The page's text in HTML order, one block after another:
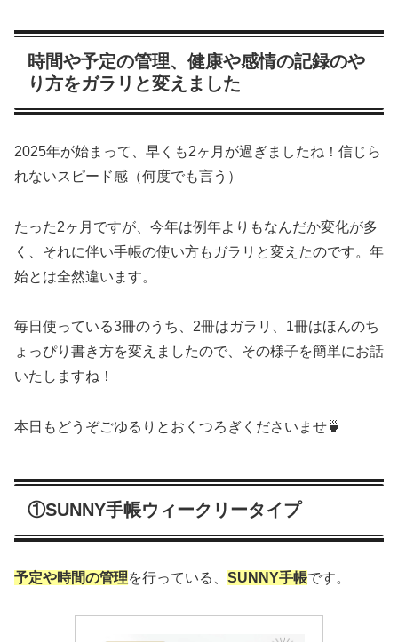
時間や予定の管理、健康や感情の記録のや
り方をガラリと変えました
2025年が始まって、早くも2ヶ月が過ぎましたね！信じら
れないスピード感（何度でも言う）
たった2ヶ月ですが、今年は例年よりもなんだか変化が多
く、それに伴い手帳の使い方もガラリと変えたのです。年
始とは全然違います。
毎日使っている3冊のうち、2冊はガラリ、1冊はほんのち
ょっぴり書き方を変えましたので、その様子を簡単にお話
いたしますね！
本日もどうぞごゆるりとおくつろぎくださいませ🍵
①SUNNY手帳ウィークリータイプ
予定や時間の管理を行っている、 SUNNY手帳です。